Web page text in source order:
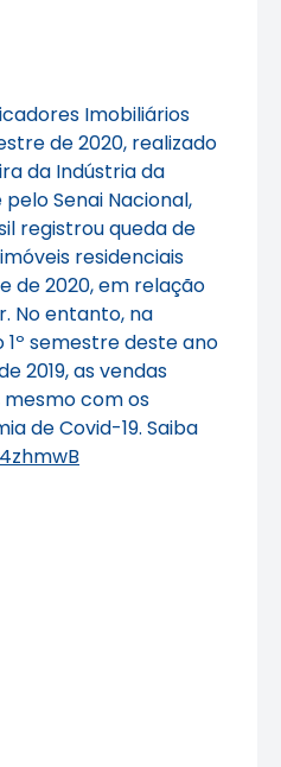
Imobiliários
de 2020, realizado
da Indústria da
Senai Nacional,
registrou queda de
residenciais
de 2020, em relação
No entanto, na
semestre deste ano
2019, as vendas
mesmo com os
de Covid-19. Saiba